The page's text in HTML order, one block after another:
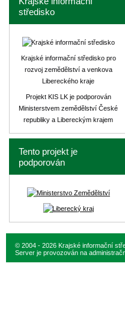
středisko
Krajské informační středisko pro
rozvoj zemědělství a venkova
Libereckého kraje
Projekt KIS LK je podporován
Ministerstvem zemědělství České
republiky a Libereckým krajem
Tento projekt je
podporován
© 2004 - 2026 Krajské informační
Server je provozován na